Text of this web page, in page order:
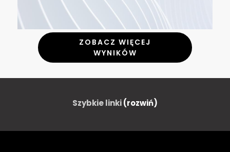
ZOBACZ WIĘCEJ
WYNIKÓW
Szybkie linki(rozwiń)